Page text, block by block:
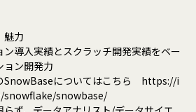
魅力
ン導入実績とスクラッチ開発実績をベー
ョン開発力
SnowBaseについてはこちら https://i
snowbase/